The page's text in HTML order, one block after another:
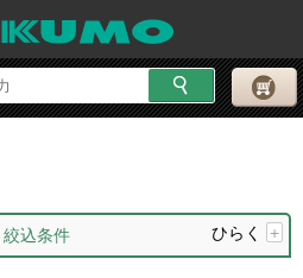
絞込条件 ひらく +